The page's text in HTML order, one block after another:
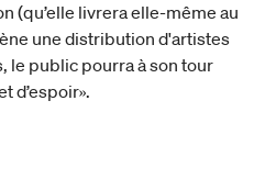
(qu’elle livrera elle-même au
une distribution d'artistes
le public pourra à son tour
d’espoir».